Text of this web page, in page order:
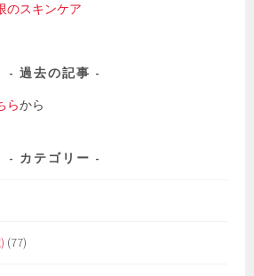
のスキンケア
過去の記事
らから
カテゴリー
(77)